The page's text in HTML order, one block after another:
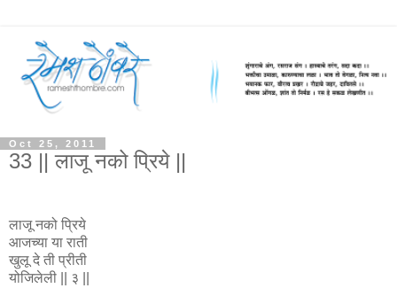
Oct 25, 2011
33 || लाजू नको प्रिये ||
लाजू नको प्रिये
आजच्या या राती
खुलू दे ती प्रीती
योजिलेली || ३ ||